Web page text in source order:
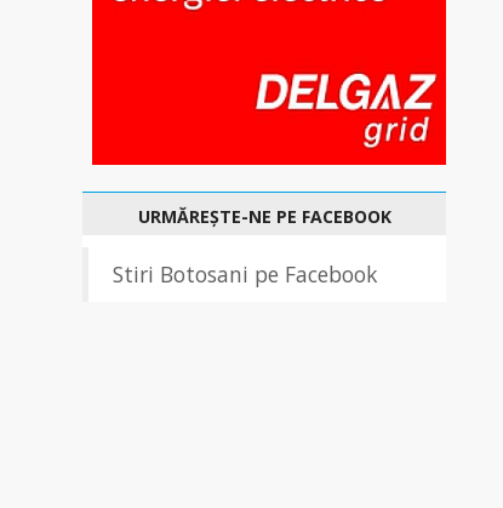
URMĂREȘTE-NE PE FACEBOOK
Stiri Botosani pe Facebook